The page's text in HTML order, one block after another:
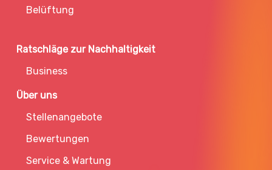
Belüftung
Ratschläge zur Nachhaltigkeit
Business
Über uns
Stellenangebote
Bewertungen
Service & Wartung